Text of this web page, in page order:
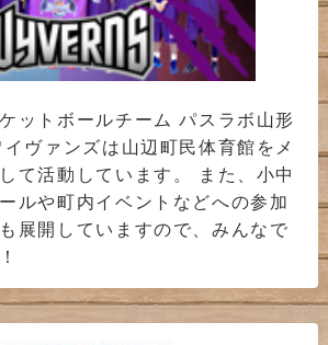
ットボールチーム パスラボ山形
ヴァンズは山辺町民体育館をメ
て活動しています。 また、小中
ルや町内イベントなどへの参加
展開していますので、みんなで